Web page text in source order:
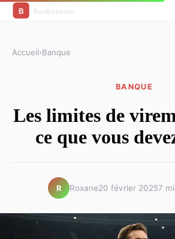
Accueil›Banque
BANQUE
Les limites de
ce que vous
R Roxane20 février 20257